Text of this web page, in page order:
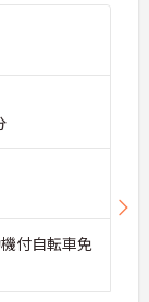
付自転車免